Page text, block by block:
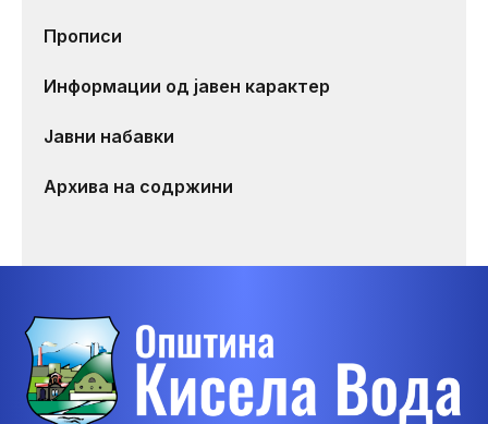
Прописи
Информации од јавен карактер
Јавни набавки
Архива на содржини